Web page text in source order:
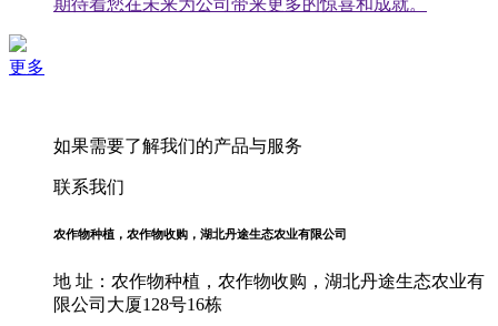
更多
如果需要了解我们的产品与服务
联系我们
农作物种植，农作物收购，湖北丹途生态农业有限公司
地 址：农作物种植，农作物收购，湖北丹途生态农业有
限公司大厦128号16栋